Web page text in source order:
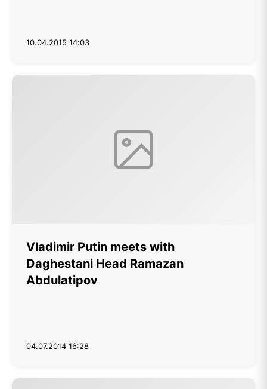
10.04.2015 14:03
Vladimir Putin meets with
Daghestani Head Ramazan
Abdulatipov
04.07.2014 16:28